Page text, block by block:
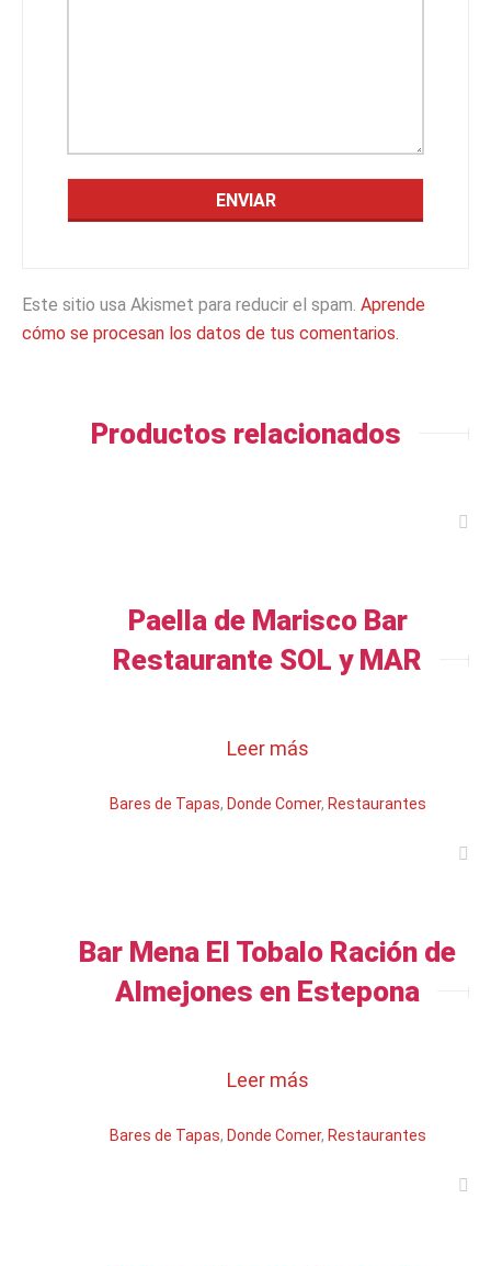
Este sitio usa Akismet para reducir el spam. Aprende
cómo se procesan los datos de tus comentarios.
Productos relacionados
Paella de Marisco Bar
Restaurante SOL y MAR
Leer más
Bares de Tapas, Donde Comer, Restaurantes
Bar Mena El Tobalo Ración de
Almejones en Estepona
Leer más
Bares de Tapas, Donde Comer, Restaurantes